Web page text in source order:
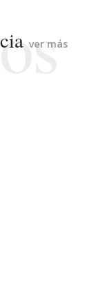
ver más